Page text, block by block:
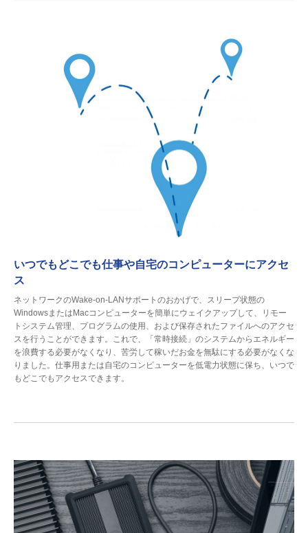
いつでもどこでも仕事や自宅のコンピューターにアクセ
ス
ネットワークのWake-on-LANサポートのおかげで、スリープ状態の
WindowsまたはMacコンピューターを簡単にウェイクアップして、リモー
トシステム管理、プログラムの使用、および保存されたファイルへのアクセ
スを行うことができます。これで、「常時接続」のシステムからエネルギー
を浪費する必要がなくなり、苦労して稼いだお金を無駄にする必要がなくな
りました。仕事用または自宅のコンピューターを低電力状態に保ち、いつで
もどこでもアクセスできます。